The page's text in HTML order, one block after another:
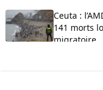
Ceuta :
141 morts
migratoire